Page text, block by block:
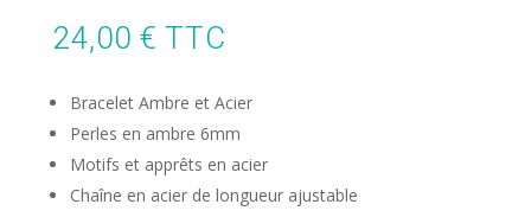
24,00 € TTC
Bracelet Ambre et Acier
Perles en ambre 6mm
Motifs et apprêts en acier
Chaîne en acier de longueur ajustable